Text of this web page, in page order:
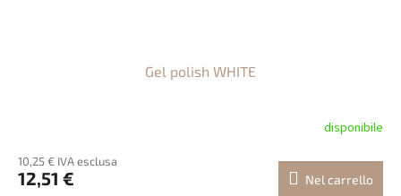
Gel polish WHITE
disponibile
10,25 € IVA esclusa
12,51 € Nel carrello